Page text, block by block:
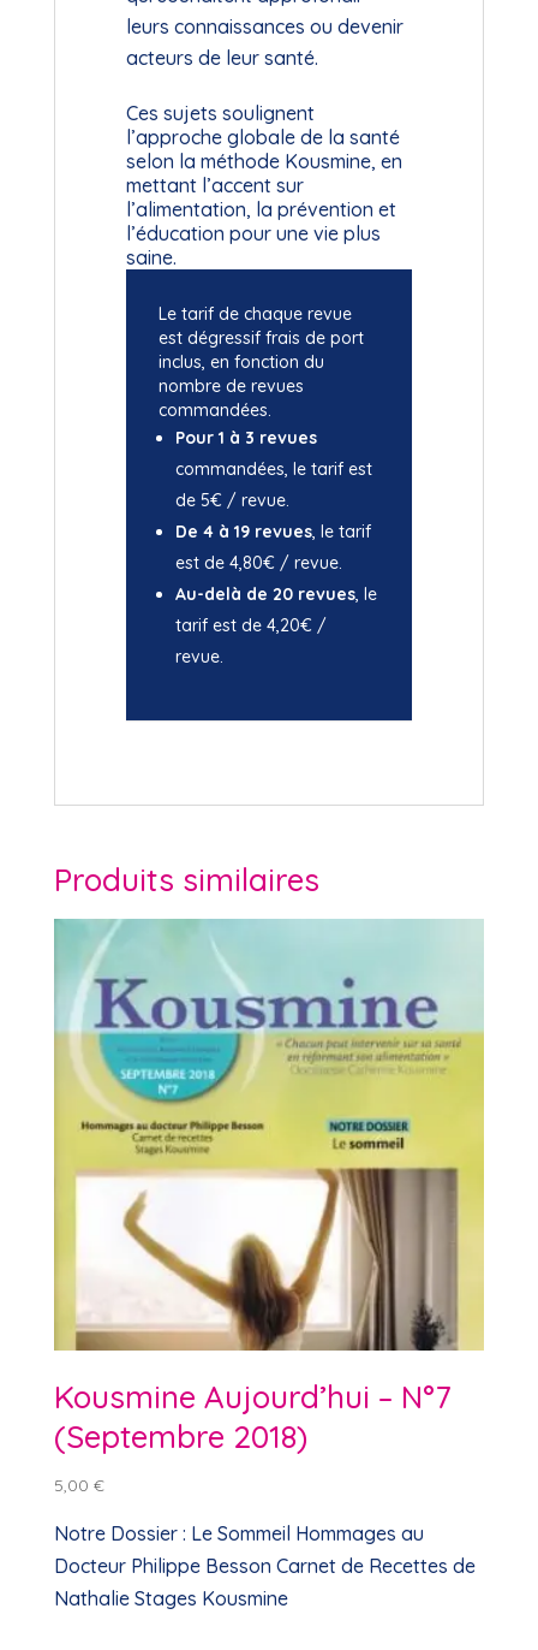
leurs connaissances ou devenir
acteurs de leur santé.
Ces sujets soulignent
l’approche globale de la santé
selon la méthode Kousmine, en
mettant l’accent sur
l’alimentation, la prévention et
l’éducation pour une vie plus
saine.
Le tarif de chaque revue
est dégressif frais de port
inclus, en fonction du
nombre de revues
commandées.
Pour 1 à 3 revues
commandées, le tarif est
de 5€ / revue.
De 4 à 19 revues, le tarif
est de 4,80€ / revue.
Au-delà de 20 revues, le
tarif est de 4,20€ /
revue.
Produits similaires
Kousmine Aujourd’hui – N°7
(Septembre 2018)
5,00 €
Notre Dossier : Le Sommeil Hommages au
Docteur Philippe Besson Carnet de Recettes de
Nathalie Stages Kousmine